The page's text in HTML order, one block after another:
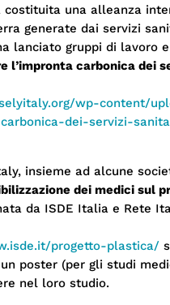
costituita una alleanza
generate dai servizi
lanciato gruppi di lavoro
l’impronta carbonica dei
wp-content/
dei-servizi-
insieme ad alcune
dei medici sul
da ISDE Italia e Rete
progetto-plastica/
poster (per gli studi
nel loro studio.